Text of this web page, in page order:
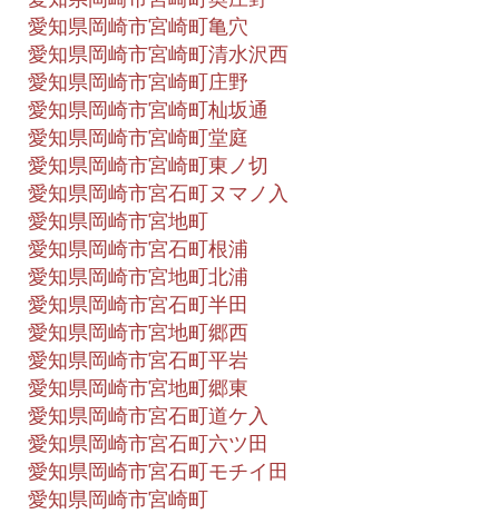
愛知県岡崎市宮崎町亀穴
愛知県岡崎市宮崎町清水沢西
愛知県岡崎市宮崎町庄野
愛知県岡崎市宮崎町杣坂通
愛知県岡崎市宮崎町堂庭
愛知県岡崎市宮崎町東ノ切
愛知県岡崎市宮石町ヌマノ入
愛知県岡崎市宮地町
愛知県岡崎市宮石町根浦
愛知県岡崎市宮地町北浦
愛知県岡崎市宮石町半田
愛知県岡崎市宮地町郷西
愛知県岡崎市宮石町平岩
愛知県岡崎市宮地町郷東
愛知県岡崎市宮石町道ケ入
愛知県岡崎市宮石町六ツ田
愛知県岡崎市宮石町モチイ田
愛知県岡崎市宮崎町